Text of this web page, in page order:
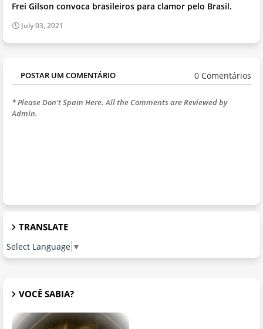
Frei Gilson convoca brasileiros para clamor pelo Brasil.
July 03, 2021
POSTAR UM COMENTÁRIO 0 Comentários
* Please Don't Spam Here. All the Comments are Reviewed by
Admin.
TRANSLATE
Select Language ▼
VOCÊ SABIA?